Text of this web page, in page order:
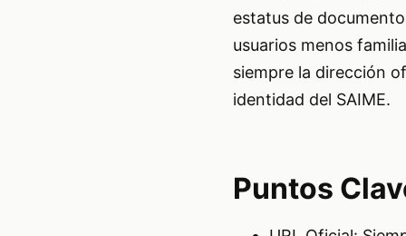
estatus de
usuarios menos
siempre la dirección
identidad del SAIME.
Puntos